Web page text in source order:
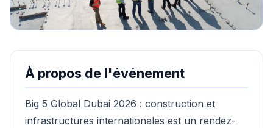
À propos de l'événement
Big 5 Global Dubai 2026 : construction et
infrastructures internationales est un rendez-